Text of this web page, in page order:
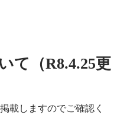
て（R8.4.25更
載しますのでご確認く